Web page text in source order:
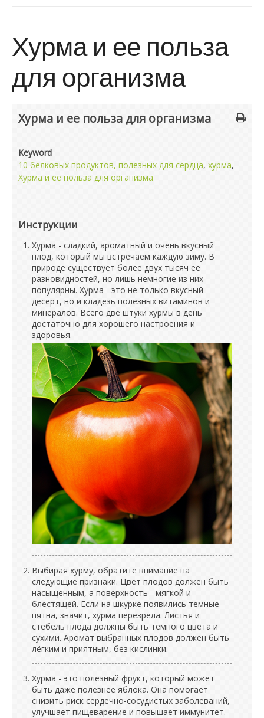
Хурма и ее польза
для организма
Хурма и ее польза для организма
Keyword
10 белковых продуктов, полезных для сердца, хурма,
Хурма и ее польза для организма
Инструкции
Хурма - сладкий, ароматный и очень вкусный
плод, который мы встречаем каждую зиму. В
природе существует более двух тысяч ее
разновидностей, но лишь немногие из них
популярны. Хурма - это не только вкусный
десерт, но и кладезь полезных витаминов и
минералов. Всего две штуки хурмы в день
достаточно для хорошего настроения и
здоровья.
Выбирая хурму, обратите внимание на
следующие признаки. Цвет плодов должен быть
насыщенным, а поверхность - мягкой и
блестящей. Если на шкурке появились темные
пятна, значит, хурма перезрела. Листья и
стебель плода должны быть темного цвета и
сухими. Аромат выбранных плодов должен быть
лёгким и приятным, без кислинки.
Хурма - это полезный фрукт, который может
быть даже полезнее яблока. Она помогает
снизить риск сердечно-сосудистых заболеваний,
улучшает пищеварение и повышает иммунитет.